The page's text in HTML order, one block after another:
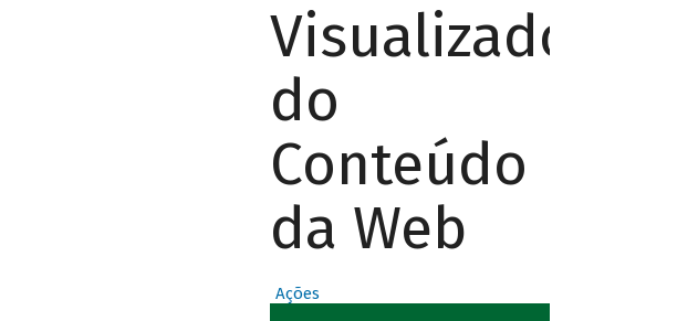
Visualizador
do
Conteúdo
da Web
Ações